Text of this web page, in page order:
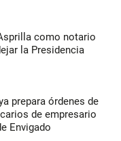
como notario
la Presidencia
prepara órdenes de
de empresario
Envigado